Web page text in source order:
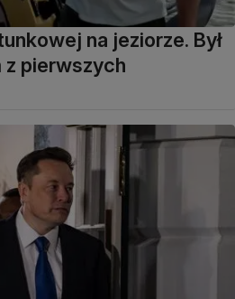
na jeziorze. Był
z pierwszych